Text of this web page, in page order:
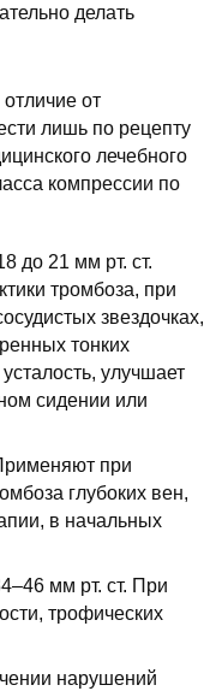
делать
от
лишь по рецепту
лечебного
компрессии по
до 21 мм рт. ст.
тромбоза, при
звездочках,
тонких
улучшает
сидении или
при
глубоких вен,
в начальных
мм рт. ст. При
трофических
нарушений